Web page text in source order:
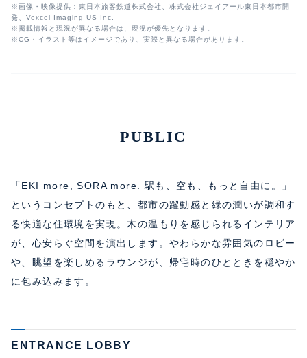
※画像・映像提供：東日本旅客鉄道株式会社、株式会社ジェイアール東日本都市開
発、Vexcel Imaging US Inc.
※掲載情報と現況が異なる場合は、現況が優先となります。
※CG・イラスト等はイメージであり、実際と異なる場合があります。
PUBLIC
「EKI more, SORA more. 駅も、空も、もっと自由に。」
というコンセプトのもと、都市の躍動感と緑の潤いが調和す
る快適な住環境を実現。木の温もりを感じられるインテリア
が、心安らぐ空間を演出します。やわらかな雰囲気のロビー
や、眺望を楽しめるラウンジが、帰宅時のひとときを穏やか
に包み込みます。
ENTRANCE LOBBY